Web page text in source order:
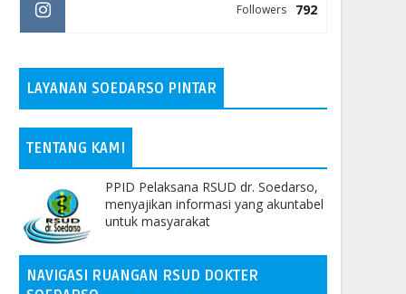
792
Followers
LAYANAN SOEDARSO PINTAR
TENTANG KAMI
PPID Pelaksana RSUD dr. Soedarso,
menyajikan informasi yang akuntabel
untuk masyarakat
NAVIGASI RUANGAN RSUD DOKTER